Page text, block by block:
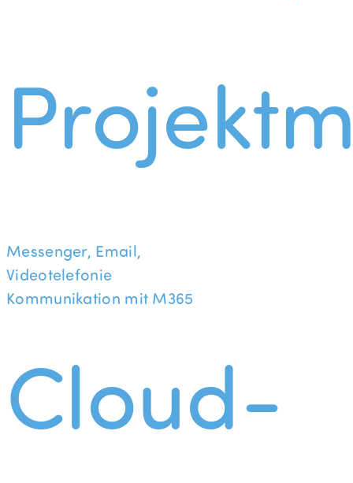
Messenger, Email,
Videotelefonie
Kommunikation mit M365
Cloud-